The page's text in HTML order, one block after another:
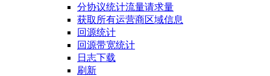
分协议统计流量请求量
获取所有运营商区域信息
回源统计
回源带宽统计
日志下载
刷新